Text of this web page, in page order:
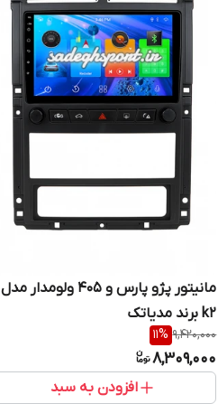
مانیتور پژو پارس و 405 ولومدار مدل
k2 برند مدیاتک
9,420,000
11%
8,309,000
افزودن به سبد